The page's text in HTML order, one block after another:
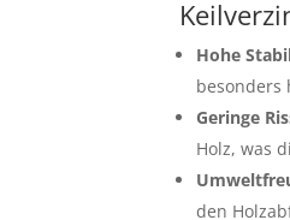
Hohe
besonders
Geringe
Holz, was
den